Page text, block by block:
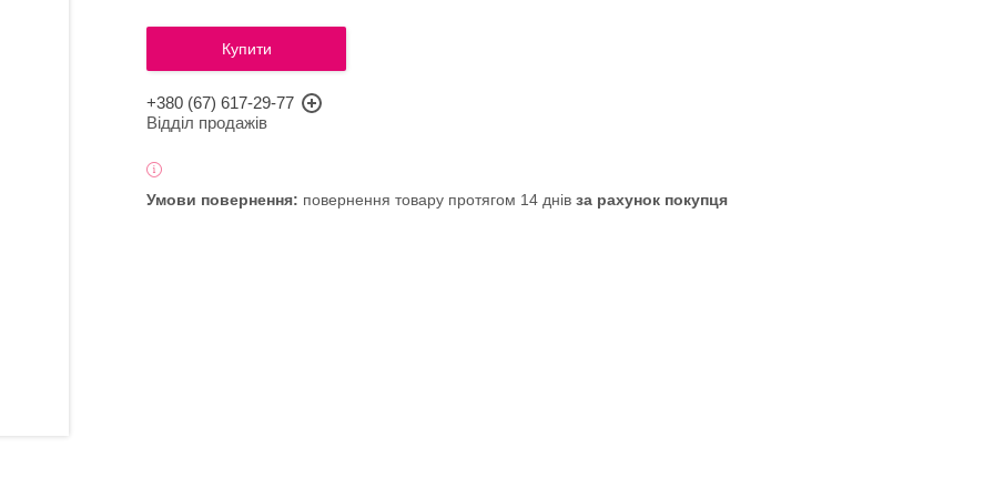
Купити
+380 (67) 617-29-77
Відділ продажів
повернення товару протягом 14 днів за рахунок покупця